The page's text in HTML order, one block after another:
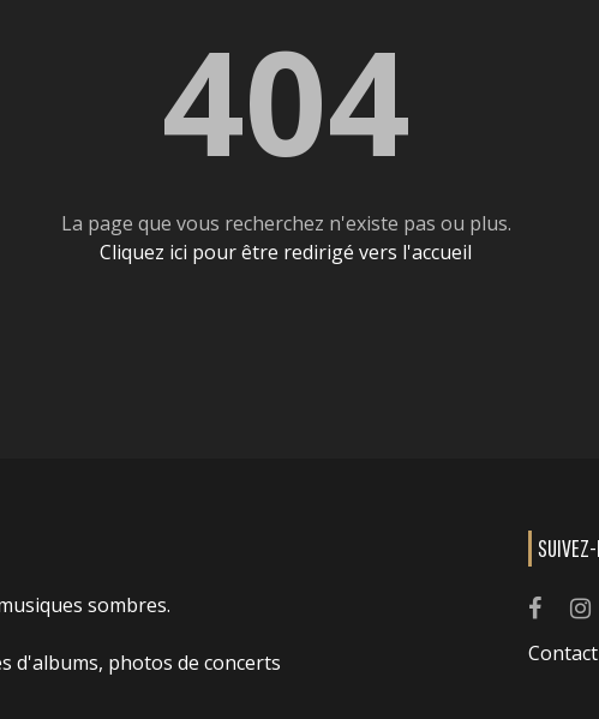
404
La page que vous recherchez n'existe pas ou plus.
Cliquez ici pour être redirigé vers l'accueil
sombres.
d'albums, photos de concerts
Contact